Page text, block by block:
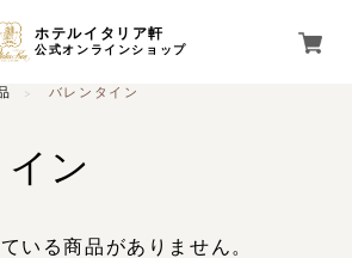
ホテルイタリア軒
公式オンラインショップ
バレンタイン
ン
いる商品がありません。